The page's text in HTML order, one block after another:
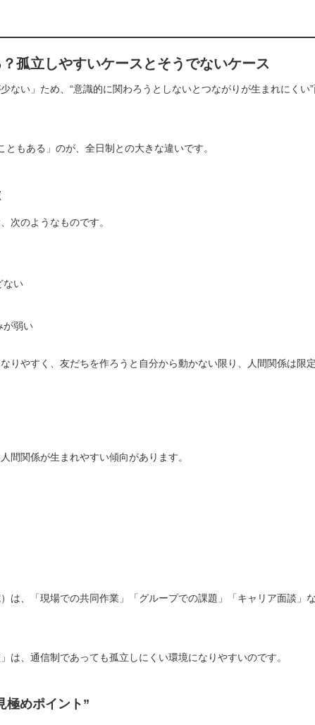
孤立しやすいケースとそうでないケース
ない」ため、“意識的に関わろうとしないとつながりが生まれにくい
もある」のが、全日制との大きな違いです。
次のようなものです。
ない
が弱い
りやすく、友だちを作ろうと自分から動かない限り、人間関係は限
間関係が生まれやすい傾向があります。
は、「現場での共同作業」「グループでの課題」「キャリア面談」
、通信制であっても孤立しにくい環境になりやすいのです。
極めポイント”